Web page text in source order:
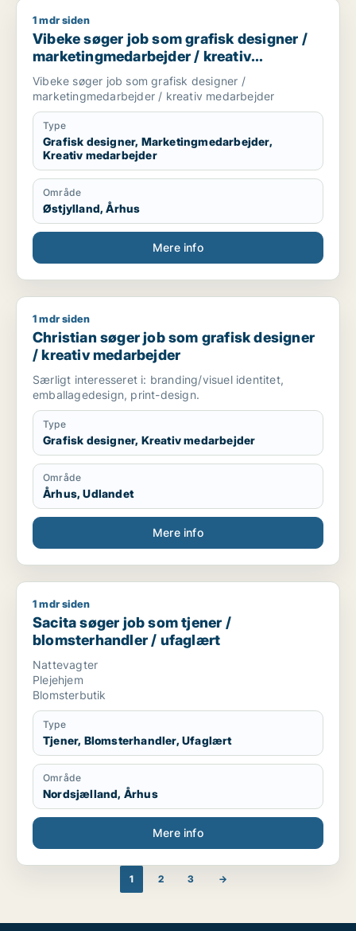
Vibeke søger job som grafisk designer /
1 mdr siden
Vibeke søger job som grafisk designer /
marketingmedarbejder / kreativ
medarbejder
Vibeke søger job som grafisk designer /
marketingmedarbejder / kreativ medarbejder
Type
Grafisk designer, Marketingmedarbejder,
Kreativ medarbejder
Område
Østjylland, Århus
Mere info
Christian søger job som grafisk designer / kreativ
1 mdr siden
Christian søger job som grafisk designer
/ kreativ medarbejder
Særligt interesseret i: branding/visuel identitet,
emballagedesign, print-design.
Type
Grafisk designer, Kreativ medarbejder
Område
Århus, Udlandet
Mere info
Sacita søger job som tjener / blomsterhandler / ufaglært
1 mdr siden
Sacita søger job som tjener /
blomsterhandler / ufaglært
Nattevagter
Plejehjem
Blomsterbutik
Type
Tjener, Blomsterhandler, Ufaglært
Område
Nordsjælland, Århus
Mere info
1 2 3 →